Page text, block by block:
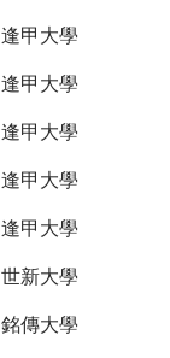
逢甲大學
逢甲大學
逢甲大學
逢甲大學
逢甲大學
世新大學
銘傳大學